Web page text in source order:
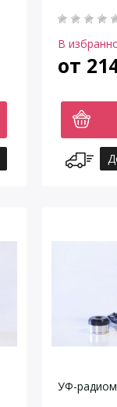
В
от
УФ-